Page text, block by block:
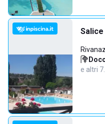
e altri 7…